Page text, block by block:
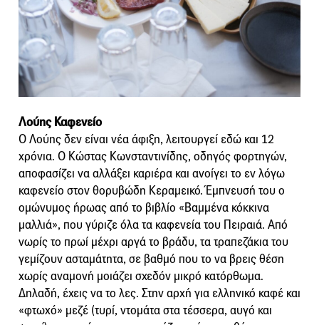
Λούης Καφενείο
Ο Λούης δεν είναι νέα άφιξη, λειτουργεί εδώ και 12
χρόνια. Ο Κώστας Κωνσταντινίδης, οδηγός φορτηγών,
αποφασίζει να αλλάξει καριέρα και ανοίγει το εν λόγω
καφενείο στον θορυβώδη Κεραμεικό. Έμπνευσή του ο
ομώνυμος ήρωας από το βιβλίο «Βαμμένα κόκκινα
μαλλιά», που γύριζε όλα τα καφενεία του Πειραιά. Από
νωρίς το πρωί μέχρι αργά το βράδυ, τα τραπεζάκια του
γεμίζουν ασταμάτητα, σε βαθμό που το να βρεις θέση
χωρίς αναμονή μοιάζει σχεδόν μικρό κατόρθωμα.
Δηλαδή, έχεις να το λες. Στην αρχή για ελληνικό καφέ και
«φτωχό» μεζέ (τυρί, ντομάτα στα τέσσερα, αυγό και